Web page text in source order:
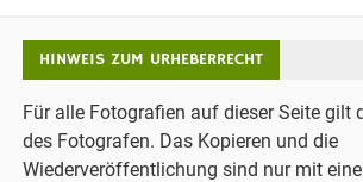
HINWEIS ZUM URHEBERRECHT
Für alle Fotografien auf dieser Seite gilt
des Fotografen. Das Kopieren und die
Wiederveröffentlichung sind nur mit